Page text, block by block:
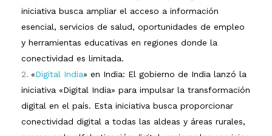
iniciativa busca ampliar el acceso a información
esencial, servicios de salud, oportunidades de empleo
y herramientas educativas en regiones donde la
conectividad es limitada.
«Digital India» en India: El gobierno de India lanzó la
iniciativa «Digital India» para impulsar la transformación
digital en el país. Esta iniciativa busca proporcionar
conectividad digital a todas las aldeas y áreas rurales,